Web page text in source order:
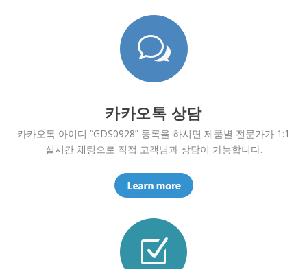
w
카카오톡 상담
카카오톡 아이디 “GDS0928” 등록을 하시면 제품별 전문가가 1:1
실시간 채팅으로 직접 고객님과 상담이 가능합니다.
Z